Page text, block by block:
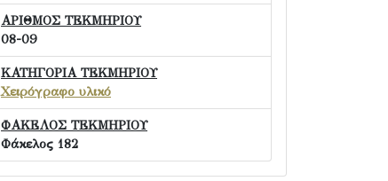
ΑΡΙΘΜΟΣ ΤΕΚΜΗΡΙΟΥ
08-09
ΚΑΤΗΓΟΡΙΑ ΤΕΚΜΗΡΙΟΥ
Χειρόγραφο υλικό
ΦΑΚΕΛΟΣ ΤΕΚΜΗΡΙΟΥ
Φάκελος 182